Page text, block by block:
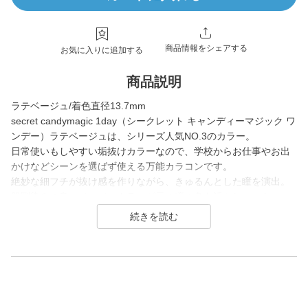
お気に入りに追加する 商品情報をシェアする
商品説明
ラテベージュ/着色直径13.7mm
secret candymagic 1day（シークレット キャンディーマジック ワ
ンデー）ラテベージュは、シリーズ人気NO.3のカラー。
日常使いもしやすい垢抜けカラーなので、学校からお仕事やお出
かけなどシーンを選ばず使える万能カラコンです。
絶妙な細フチが抜け感を作りながら、きゅるんとした瞳を演出。
アップさせるため、ナチュラルに印象アップしたい方に選ばれる
secret candymagic 1day（シークレット キャンディーマジック ワ